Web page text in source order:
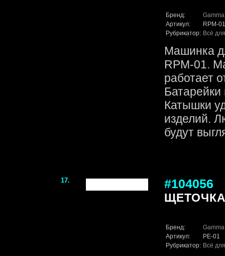
Бренд:
Gamma
Артикул:
RPM-01
Рубрикатор: Всё
Машинка
RPM-01.
работает
Батарейки
Катышки
изделий.
будут
17. #104056
Бренд:
Gamma
Артикул:
PE-01
Рубрикатор: Всё